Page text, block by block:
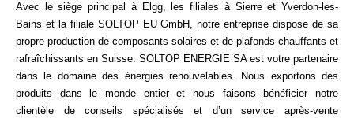
Avec le siège principal à Elgg, les filiales à Sierre et Yverdon-les-
Bains et la filiale SOLTOP EU GmbH, notre entreprise dispose de sa
propre production de composants solaires et de plafonds chauffants et
rafraîchissants en Suisse. SOLTOP ENERGIE SA est votre partenaire
dans le domaine des énergies renouvelables. Nous exportons des
produits dans le monde entier et nous faisons bénéficier notre
clientèle de conseils spécialisés et d’un service après-vente